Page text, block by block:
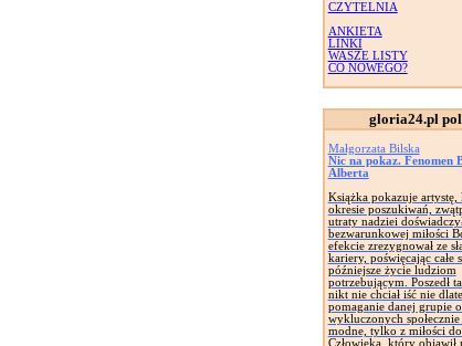
CZYTELNIA
ANKIETA
LINKI
WASZE LISTY
CO NOWEGO?
gloria24.pl
Małgorzata Bilska
Nic na pokaz. Fenomen
Alberta
Książka pokazuje
okresie poszukiwań,
utraty nadziei
bezwarunkowej miłości
efekcie zrezygnował ze
kariery, poświęcając całe
późniejsze życie ludziom
potrzebującym. Poszedł
nikt nie chciał iść nie
pomaganie danej grupie
wykluczonych społecznie
modne, tylko z miłości
Człowieka, który objawił